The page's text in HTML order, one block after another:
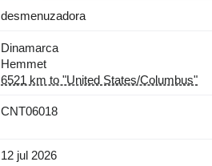
desmenuzadora
Dinamarca
Hemmet
6521 km to "United States/Columbus"
CNT06018
12 jul 2026